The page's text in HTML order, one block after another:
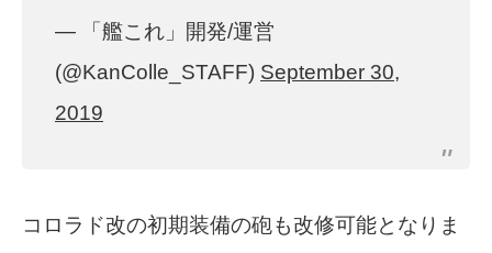
— 「艦これ」開発/運営
(@KanColle_STAFF) September 30,
2019
コロラド改の初期装備の砲も改修可能となりま